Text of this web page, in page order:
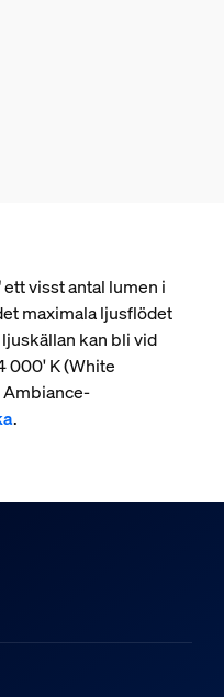
visst antal lumen i
maximala ljusflödet
kan bli vid
000' K (White
.